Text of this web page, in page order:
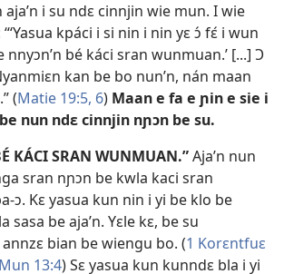
i su ndɛ cinnjin wie mun. I wie
kpáci i si nin i nin yɛ ɔ́ fɛ́ i wun
nnyɔn’n bé káci sran wunmuan.’ [...] Ɔ
kan be bo nun’n, nán maan
(Matie 19:5, 6) Maan e fa e ɲin e sie i
nun ndɛ cinnjin nɲɔn be su.
KÁCI SRAN WUNMUAN.”Aja’n nun
sran nɲɔn be kwla kaci sran
ɔ. Kɛ yasua kun nin i yi be klo be
sasa be aja’n. Yɛle kɛ, be su
bian be wiengu bo. (1 Korɛntfuɛ
13:4) Sɛ yasua kun kunndɛ bla i yi